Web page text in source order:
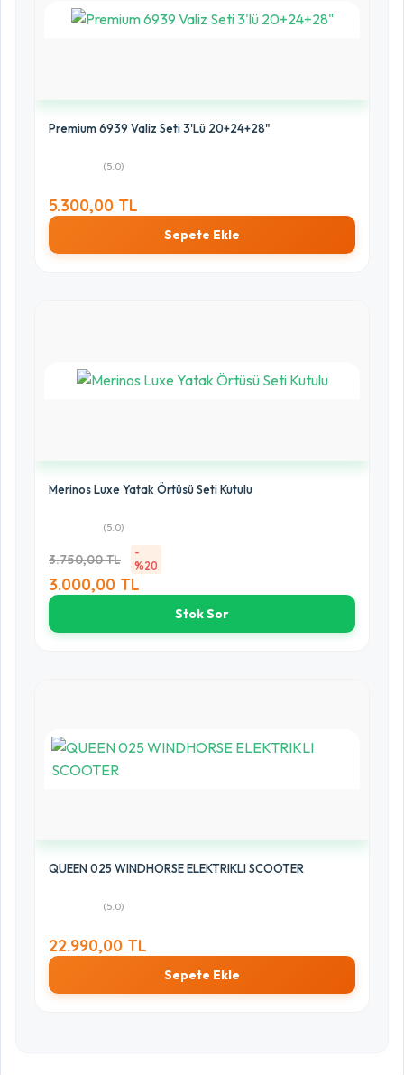
Premium 6939 Valiz Seti 3'lü 20+24+28"
(5.0)
5.300,00 TL
Sepete Ekle
Merinos Luxe Yatak Örtüsü Seti Kutulu
(5.0)
3.750,00 TL
-
%20
3.000,00 TL
Stok Sor
QUEEN 025 WINDHORSE ELEKTRIKLI SCOOTER
(5.0)
22.990,00 TL
Sepete Ekle